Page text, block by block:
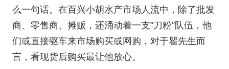
么一句话。在百兴小胡水产市场人流中，除了批发
商、零售商、摊贩，还涌动着一支“刀粉”队伍，他
们或直接驱车来市场购买或网购，对于瞿先生而
言，看现货后购买最让他放心。